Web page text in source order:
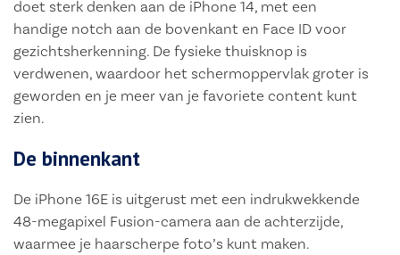
doet sterk denken aan de iPhone 14, met een
handige notch aan de bovenkant en Face ID voor
gezichtsherkenning. De fysieke thuisknop is
verdwenen, waardoor het schermoppervlak groter is
geworden en je meer van je favoriete content kunt
zien.
De binnenkant
De iPhone 16E is uitgerust met een indrukwekkende
48-megapixel Fusion-camera aan de achterzijde,
waarmee je haarscherpe foto’s kunt maken.